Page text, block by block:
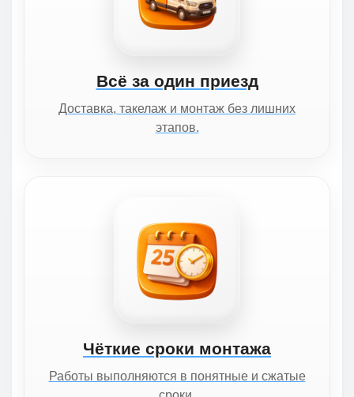
Всё за один приезд
Доставка, такелаж и монтаж без лишних
этапов.
Чёткие сроки монтажа
Работы выполняются в понятные и сжатые